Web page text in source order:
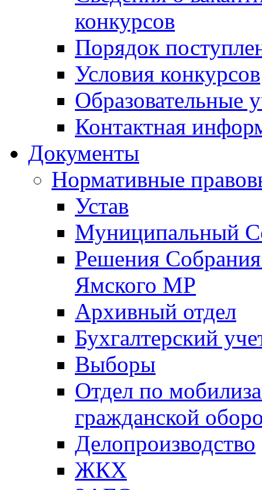
конкурсов
Порядок
Условия конкурсов
Образовательные
Контактная
Документы
Нормативные
Устав
Муниципальный
Решения
Ямского МР
Архивный отдел
Бухгалтерский
Выборы
Отдел по
гражданской
Делопроизводство
ЖКХ